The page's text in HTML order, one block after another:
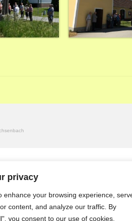
privacy
enhance your browsing experience,
content, and analyze our traffic. By
you consent to our use of cookies.